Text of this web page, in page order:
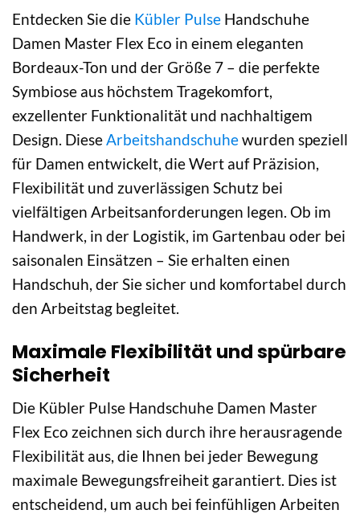
Entdecken Sie die Kübler Pulse Handschuhe
Damen Master Flex Eco in einem eleganten
Bordeaux-Ton und der Größe 7 – die perfekte
Symbiose aus höchstem Tragekomfort,
exzellenter Funktionalität und nachhaltigem
Design. DieseArbeitshandschuhewurden speziell
für Damen entwickelt, die Wert auf Präzision,
Flexibilität und zuverlässigen Schutz bei
vielfältigen Arbeitsanforderungen legen. Ob im
Handwerk, in der Logistik, im Gartenbau oder bei
saisonalen Einsätzen – Sie erhalten einen
Handschuh, der Sie sicher und komfortabel durch
den Arbeitstag begleitet.
Maximale Flexibilität und spürbare
Sicherheit
Die Kübler Pulse Handschuhe Damen Master
Flex Eco zeichnen sich durch ihre herausragende
Flexibilität aus, die Ihnen bei jeder Bewegung
maximale Bewegungsfreiheit garantiert. Dies ist
entscheidend, um auch bei feinfühligen Arbeiten